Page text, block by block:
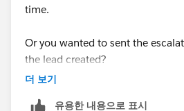
hours of MQL Date, do they
time.
Or you wanted to sent the
the lead created?
더 보기
유용한 내용으로 표시